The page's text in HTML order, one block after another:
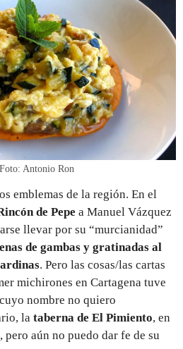
Antonio Ron
emblemas de la región. En el
de Pepe a Manuel Vázquez
llevar por su “murcianidad”
de gambas y gratinadas al
. Pero las cosas/las cartas
michirones en Cartagena tuve
nombre no quiero
la taberna de El Pimiento, en
aún no puedo dar fe de su